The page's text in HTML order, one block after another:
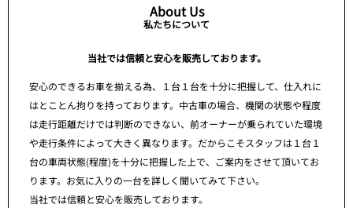
About Us
私たちについて
当社では信頼と安心を販売しております。
安心のできるお車を揃える為、１台１台を十分に把握して、仕入れに
はとことん拘りを持っております。中古車の場合、機関の状態や程度
は走行距離だけでは判断のできない、前オーナーが乗られていた環境
や走行条件によって大きく異なります。だからこそスタッフは１台１
台の車両状態(程度)を十分に把握した上で、ご案内をさせて頂いてお
ります。お気に入りの一台を詳しく聞いてみて下さい。
当社では信頼と安心を販売しております。